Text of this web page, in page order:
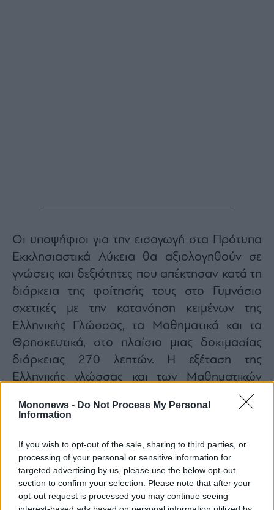
Mononews - Do Not Process My Personal
Information
If you wish to opt-out of the sale, sharing to third parties, or
processing of your personal or sensitive information for
targeted advertising by us, please use the below opt-out
section to confirm your selection. Please note that after your
opt-out request is processed you may continue seeing
Οι υποψήφιοι για την εισαγωγή στα Πρότυπα
Εκκλησιαστικά Λύκεια θα αξιολογηθούν σε
γνώσεις και δεξιότητες που απέκτησαν κατά τη
διάρκεια της φοίτησής τους στο Γυμνάσιο
σχετικές με την κατανόηση κειμένων της
Ελληνικής Γλώσσας, τα Μαθηματικά και τα
Θρησκευτικά, στο πλαίσιο μιας δοκιμασίας
διάρκειας 270 λεπτών. Η εξέταση της
Ελληνικής γλώσσας και των Μαθηματικών
γίνεται σε κοινά θέματα με τους υποψήφιους
για εισαγωγή στα Πρότυπα Σχολεία. Στο
ελεγχθούν οι ικανότητες των μαθητών να
αναγνωρίζουν βασικά στοιχεία της ορθόδοξης
χριστιανικής πίστης και της εκκλησιαστικής
ζωής.